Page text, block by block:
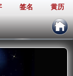
签名 黄历